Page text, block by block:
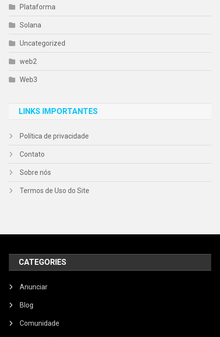
Plataforma
Solana
Uncategorized
web2
Web3
LINKS IMPORTANTES
Política de privacidade
Contato
Sobre nós
Termos de Uso do Site
CATEGORIES
Anunciar
Blog
Comunidade